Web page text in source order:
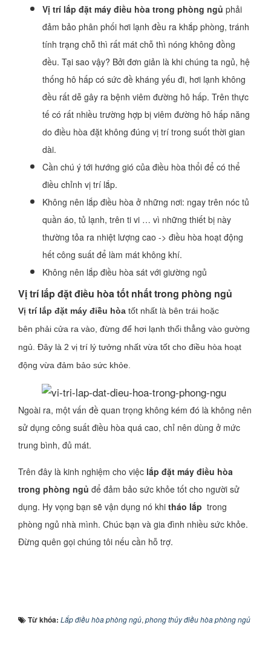
Vị trí lắp đặt máy điều hòa trong phòng ngủ phải
đảm bảo phân phối hơi lạnh đều ra khắp phòng, tránh
tính trạng chỗ thì rất mát chỗ thì nóng không đồng
đều. Tại sao vậy? Bởi đơn giản là khi chúng ta ngủ, hệ
thống hô hấp có sức đề kháng yếu đi, hơi lạnh không
đều rất dễ gây ra bệnh viêm đường hô hấp. Trên thực
tế có rất nhiều trường hợp bị viêm đường hô hấp năng
do điều hòa đặt không đúng vị trí trong suốt thời gian
dài.
Cần chú ý tới hướng gió của điều hòa thổi để có thể
điều chỉnh vị trí lắp.
Không nên lắp điều hòa ở những nơi: ngay trên nóc tủ
quần áo, tủ lạnh, trên ti vi … vì những thiết bị này
thường tỏa ra nhiệt lượng cao -> điều hòa hoạt động
hết công suất để làm mát không khí.
Không nên lắp điều hòa sát với giường ngủ
Vị trí lắp đặt điều hòa tốt nhất trong phòng ngủ
Vị trí lắp đặt máy điều hòa tốt nhất là bên trái hoặc
bên phải cửa ra vào, đừng để hơi lạnh thổi thẳng vào gường
ngủ. Đây là 2 vị trí lý tưởng nhất vừa tốt cho điều hòa hoạt
động vừa đảm bảo sức khỏe.
Ngoài ra, một vấn đề quan trọng không kém đó là không nên
sử dụng công suất điều hòa quá cao, chỉ nên dùng ở mức
trung bình, đủ mát.
Trên đây là kinh nghiệm cho việc lắp đặt máy điều hòa
trong phòng ngủ để đảm bảo sức khỏe tốt cho người sử
dụng. Hy vọng bạn sẽ vận dụng nó khi tháo lắp trong
phòng ngủ nhà mình. Chúc bạn và gia đình nhiều sức khỏe.
Đừng quên gọi chúng tôi nếu cần hỗ trợ.
Từ khóa: Lắp điều hòa phòng ngủ, phong thủy điều hòa phòng ngủ